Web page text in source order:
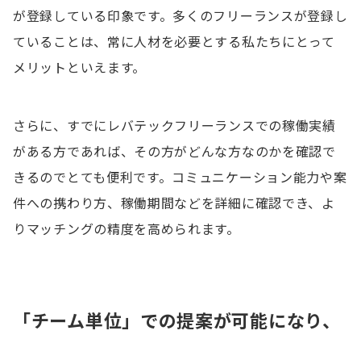
が登録している印象です。多くのフリーランスが登録し
ていることは、常に人材を必要とする私たちにとって
メリットといえます。
さらに、すでにレバテックフリーランスでの稼働実績
がある方であれば、その方がどんな方なのかを確認で
きるのでとても便利です。コミュニケーション能力や案
件への携わり方、稼働期間などを詳細に確認でき、よ
りマッチングの精度を高められます。
「チーム単位」での提案が可能になり、